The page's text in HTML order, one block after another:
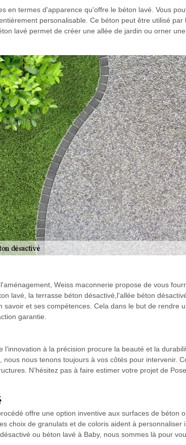
en termes d'apparence qu'offre le béton lavé. Vous
personalisable. Ce béton peut être utilisé par
lavé permet de créer une allée de jardin ou orner une
Weiss maconnerie propose de vous
lavé, la terrasse béton désactivé,l'allée béton
et ses compétences. Cela dans le but de rendre
garantie.
à la précision procure la beauté et la
nous tenons toujours à vos côtés pour intervenir.
N’hésitez pas à faire estimer votre projet de
offre une option inventive aux surfaces de béton
choix de granulats et de coloris aident à personnaliser
ou béton lavé à Baby, nous sommes là pour